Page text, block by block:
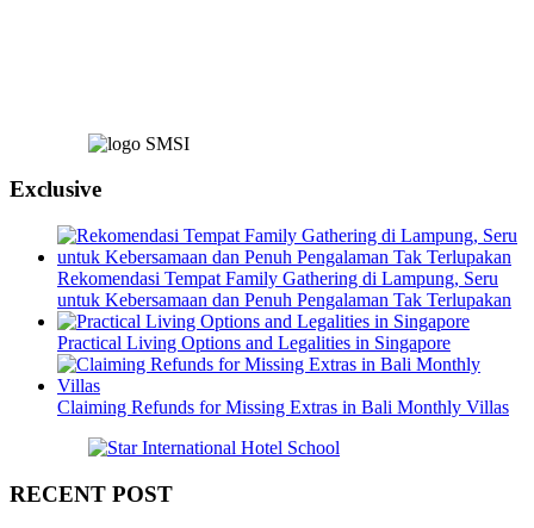
Exclusive
Rekomendasi Tempat Family Gathering di Lampung, Seru
untuk Kebersamaan dan Penuh Pengalaman Tak Terlupakan
Practical Living Options and Legalities in Singapore
Claiming Refunds for Missing Extras in Bali Monthly Villas
RECENT POST